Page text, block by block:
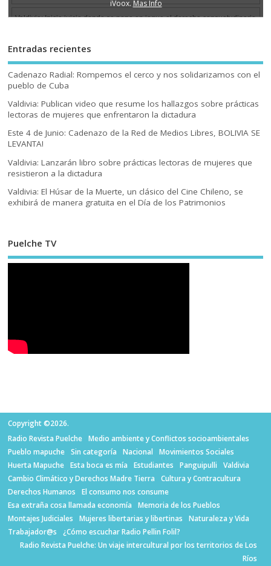
Entradas recientes
Cadenazo Radial: Rompemos el cerco y nos solidarizamos con el
pueblo de Cuba
Valdivia: Publican video que resume los hallazgos sobre prácticas
lectoras de mujeres que enfrentaron la dictadura
Este 4 de Junio: Cadenazo de la Red de Medios Libres, BOLIVIA SE
LEVANTA!
Valdivia: Lanzarán libro sobre prácticas lectoras de mujeres que
resistieron a la dictadura
Valdivia: El Húsar de la Muerte, un clásico del Cine Chileno, se
exhibirá de manera gratuita en el Día de los Patrimonios
Puelche TV
Copyright ©2026.
Radio Revista Puelche
Medio ambiente y Conflictos socioambientales
Pueblo mapuche
Sin categoría Nacional
Movimientos Sociales
Huerta Mapuche
Esta boca es mía Estudiantes Panguipulli
Valdivia
Cambio Climático y Derechos Madre Tierra
Cultura y Contracultura
Derechos Humanos
El consumo nos consume
Esa extraña cosa llamada economía
Memoria de los Pueblos
Montajes Judiciales
Mujeres libertarias y libertinas
Naturaleza y Vida
Trabajador@s
¿Cómo escuchar Radio Pellin Folil?
Radio Revista Puelche: Un viaje intercultural por los territorios de Los
Ríos